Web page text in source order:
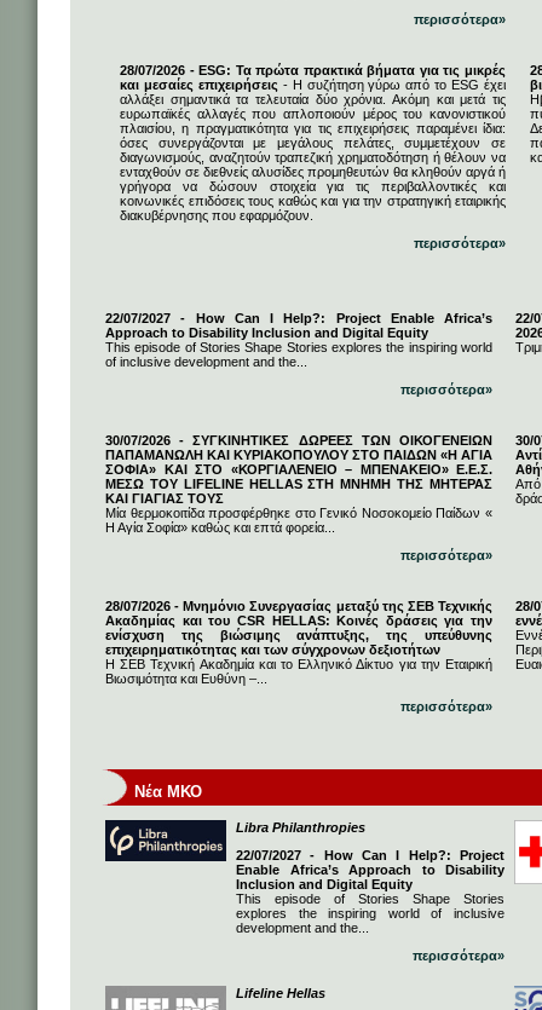
περισσότερα»
28/07/2026 - ESG: Τα πρώτα πρακτικά βήματα για τις μικρές
και μεσαίες επιχειρήσεις - Η συζήτηση γύρω από το ESG έχει
αλλάξει σημαντικά τα τελευταία δύο χρόνια. Ακόμη και μετά τις
ευρωπαϊκές αλλαγές που απλοποιούν μέρος του κανονιστικού
πλαισίου, η πραγματικότητα για τις επιχειρήσεις παραμένει ίδια:
όσες συνεργάζονται με μεγάλους πελάτες, συμμετέχουν σε
διαγωνισμούς, αναζητούν τραπεζική χρηματοδότηση ή θέλουν να
ενταχθούν σε διεθνείς αλυσίδες προμηθευτών θα κληθούν αργά ή
γρήγορα να δώσουν στοιχεία για τις περιβαλλοντικές και
κοινωνικές επιδόσεις τους καθώς και για την στρατηγική εταιρικής
διακυβέρνησης που εφαρμόζουν.
περισσότερα»
22/07/2027 - How Can I Help?: Project Enable Africa’s
Approach to Disability Inclusion and Digital Equity
This episode of Stories Shape Stories explores the inspiring world
of inclusive development and the...
περισσότερα»
22/
30/07/2026 - ΣΥΓΚΙΝΗΤΙΚΕΣ ΔΩΡΕΕΣ ΤΩΝ ΟΙΚΟΓΕΝΕΙΩΝ
ΠΑΠΑΜΑΝΩΛΗ ΚΑΙ ΚΥΡΙΑΚΟΠΟΥΛΟΥ ΣΤΟ ΠΑΙΔΩΝ «Η ΑΓΙΑ
ΣΟΦΙΑ» ΚΑΙ ΣΤΟ «ΚΟΡΓΙΑΛΕΝΕΙΟ – ΜΠΕΝΑΚΕΙΟ» Ε.Ε.Σ.
ΜΕΣΩ ΤΟΥ LIFELINE HELLAS ΣΤΗ ΜΝΗΜΗ ΤΗΣ ΜΗΤΕΡΑΣ
ΚΑΙ ΓΙΑΓΙΑΣ ΤΟΥΣ
Μία θερμοκοιτίδα προσφέρθηκε στο Γενικό Νοσοκομείο Παίδων «
Η Αγία Σοφία» καθώς και επτά φορεία...
περισσότερα»
30/
Από
28/07/2026 - Μνημόνιο Συνεργασίας μεταξύ της ΣΕΒ Τεχνικής
Ακαδημίας και του CSR HELLAS: Κοινές δράσεις για την
ενίσχυση της βιώσιμης ανάπτυξης, της υπεύθυνης
επιχειρηματικότητας και των σύγχρονων δεξιοτήτων
Η ΣΕΒ Τεχνική Ακαδημία και το Ελληνικό Δίκτυο για την Εταιρική
Βιωσιμότητα και Ευθύνη –...
περισσότερα»
28/
Νέα ΜΚΟ
Libra Philanthropies
22/07/2027 - How Can I Help?: Project
Enable Africa’s Approach to Disability
Inclusion and Digital Equity
This episode of Stories Shape Stories
explores the inspiring world of inclusive
development and the...
περισσότερα»
Lifeline Hellas